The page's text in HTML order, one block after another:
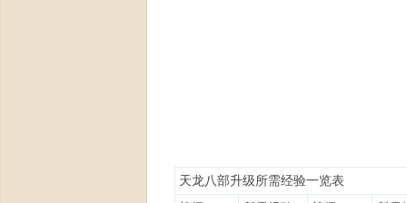
天龙八部升级所需经验一览表